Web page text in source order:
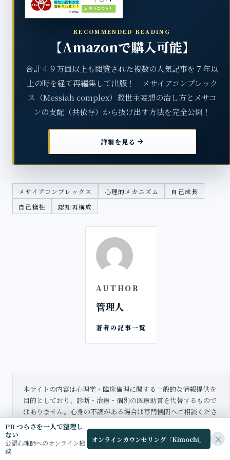
RECOMMENDED READING
【Amazonで購入可能】
合計４９万回以上も閲覧された複数の人気記事を７年以
上の時を経て再編集して出版！ メサイアコンプレック
ス（Messiah complex）救世主妄想の治し方とメサコ
ンの支配（共依存）から抜け出す方法を完全公開！
詳細を見る arrow_forward
メサイアコンプレックス 心理的メカニズム
自己成長
自己犠牲
認知再構成
AUTHOR
管理人
著者の記事一覧
本サイトの内容は心理学・臨床倫理に関する一般的な情報提供を
目的としており、診断・治療・個別の医療助言を代替するもので
はありません。心身の不調がある場合は専門機関へご相談くださ
い。
PR つらさを一人で整理し
ない
公認心理師へのオンライン相
談
オンラインカウンセリング「Kimochi」 ×